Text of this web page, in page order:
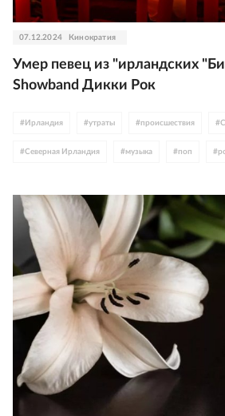
07.12.2024 Кинократия
Умер певец из "ирландских
Showband Дикки Рок
# Ирландия #утраты #происшествия #
#Северная Ирландия #музыка #поп #